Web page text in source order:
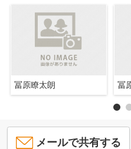
冨原瞭太朗 冨
メールで共有する